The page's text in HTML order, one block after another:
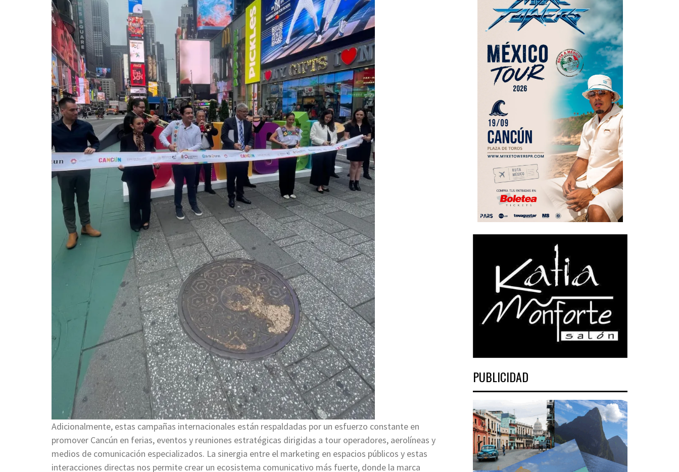
Adicionalmente, estas campañas internacionales están respaldadas por un esfuerzo constante en
promover Cancún en ferias, eventos y reuniones estratégicas dirigidas a tour operadores, aerolíneas y
medios de comunicación especializados. La sinergia entre el marketing en espacios públicos y estas
interacciones directas nos permite crear un ecosistema comunicativo más fuerte, donde la marca
PUBLICIDAD